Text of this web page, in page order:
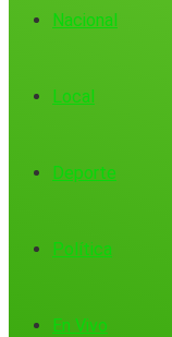
Nacional
Local
Deporte
Política
En Vivo